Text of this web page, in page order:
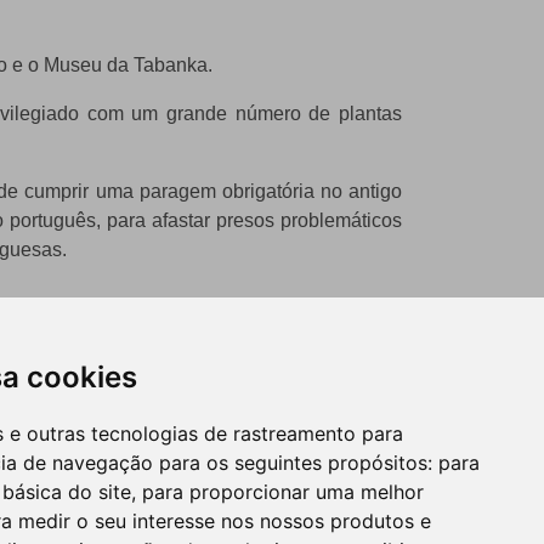
cookies
e outras tecnologias de rastreamento para
de navegação para os seguintes propósitos: para
do site, para proporcionar uma melhor
medir o seu interesse nos nossos produtos e
e o Museu da Tabanka.
com um grande número de plantas
cumprir uma paragem obrigatória no antigo
para afastar presos problemáticos